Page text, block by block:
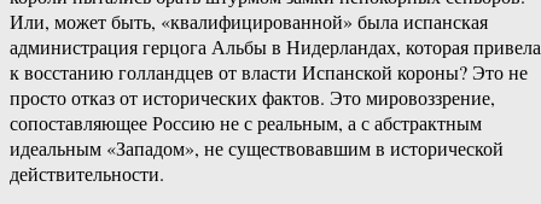
Или, может быть, «квалифицированной» была испанская
администрация герцога Альбы в Нидерландах, которая привела
к восстанию голландцев от власти Испанской короны? Это не
просто отказ от исторических фактов. Это мировоззрение,
сопоставляющее Россию не с реальным, а с абстрактным
идеальным «Западом», не существовавшим в исторической
действительности.